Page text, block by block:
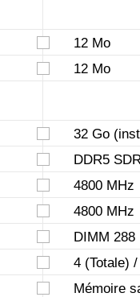
12 Mo
12 Mo
32 Go
DDR5
4800 MHz
4800 MHz
DIMM 288
4 (Totale)
Mémoire